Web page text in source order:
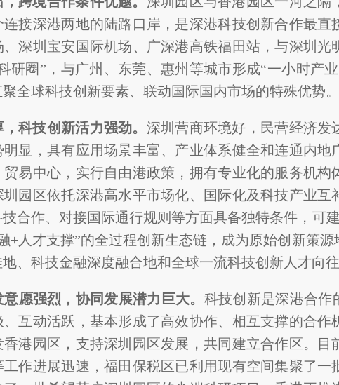
连接深港两地的陆路口岸，是深港科技创新合作最直
深圳宝安国际机场、广深港高铁福田站，与深圳光
研圈”，与广州、东莞、惠州等城市形成“一小时产
全球科技创新要素、联动国际国内市场的特殊优势。
科技创新活力强劲。 深圳营商环境好，民营经济发
显，具有应用场景丰富、产业体系健全和连通内地
易中心，实行自由港政策，拥有专业化的服务机构
园区依托深港高水平市场化、国际化及科技产业互
合作、对接国际通行规则等方面具备独特条件，可
+人才支撑”的全过程创新生态链，成为原始创新策
、科技金融深度融合地和全球一流科技创新人才向往
愿强烈，协同发展潜力巨大。 科技创新是深港合作
互动活跃，基本形成了高效协作、相互支撑的合作
港园区，支持深圳园区发展，共同建立合作区。目
作进展迅速，福田保税区已利用现有空间集聚了一